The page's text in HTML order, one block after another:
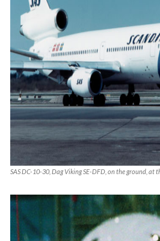
SAS DC-10-30, Dag Viking SE-DFD, on the ground, at